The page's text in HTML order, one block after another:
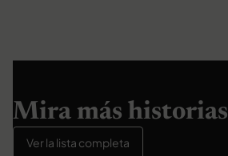
Mira más historias
Ver la lista completa